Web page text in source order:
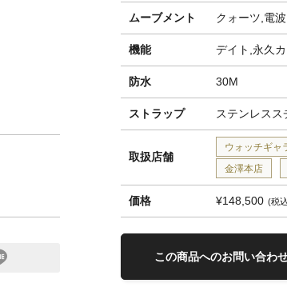
ムーブメント クォーツ,電波
機能 デイト,永久
防水 30M
ストラップ ステンレスス
取扱店舗
ウォッチギャ
金澤本店
価格 ¥148,500 税込
この商品へのお問い合わ